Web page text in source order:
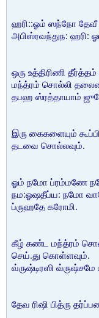
ஹரி::ஓம் ஸந்நோ தேவீ
அபிஸ்ரவந்துந: ஹரி:
ஒரு உத்திரிணி
மந்த்ரம் சொல்லி
தபஹ ஸ்ரத்தாயாம்
இரு கைகளையும்
தடவை சொல்லவும்.
ஓம் நமோ ப்ரம்மணே
நம:ஓஷதீப்ய: நமோ
ப்ருஹதே கரோமி.
கீழ் கண்ட மந்த்ரம்
செய்.து கொள்ளவும்.
வ்ருஷ்டிரஸி
தேவ ரிஷி பித்ரு